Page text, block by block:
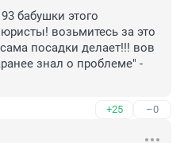
бабушки этого
возьмитесь за это
посадки делает!!! вов
знал о проблеме" -
+25 –0